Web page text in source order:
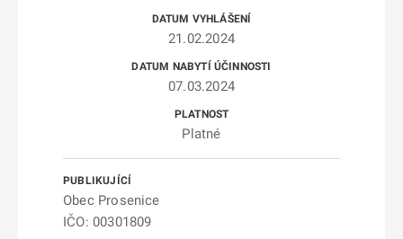
21.02.2024
07.03.2024
Platné
Obec Prosenice
IČO: 00301809